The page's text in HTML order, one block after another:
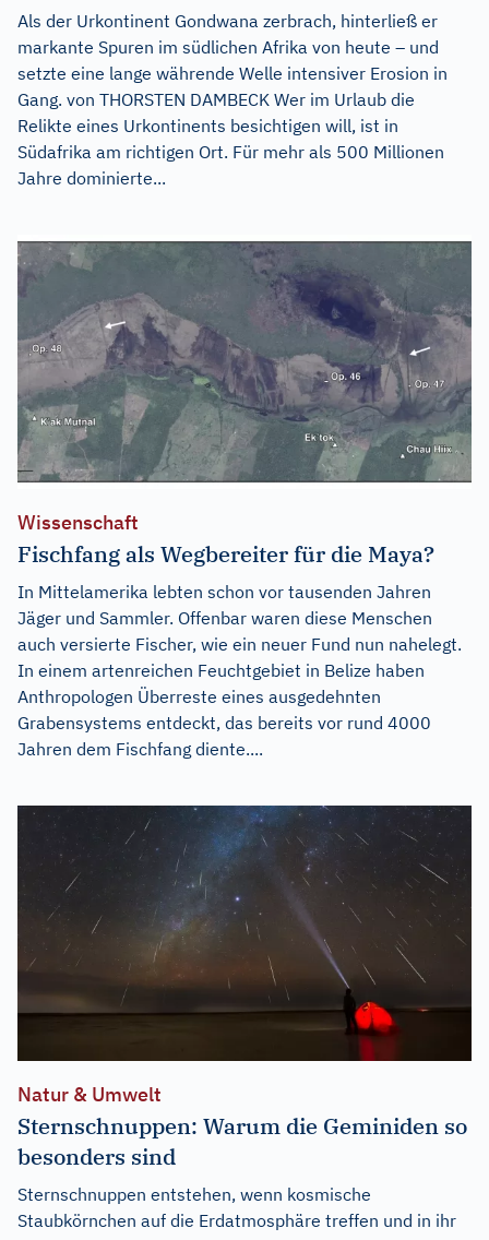
Als der Urkontinent Gondwana zerbrach, hinterließ er
markante Spuren im südlichen Afrika von heute – und
setzte eine lange währende Welle intensiver Erosion in
Gang. von THORSTEN DAMBECK Wer im Urlaub die
Relikte eines Urkontinents besichtigen will, ist in
Südafrika am richtigen Ort. Für mehr als 500 Millionen
Jahre dominierte...
Wissenschaft
Fischfang als Wegbereiter für die Maya?
In Mittelamerika lebten schon vor tausenden Jahren
Jäger und Sammler. Offenbar waren diese Menschen
auch versierte Fischer, wie ein neuer Fund nun nahelegt.
In einem artenreichen Feuchtgebiet in Belize haben
Anthropologen Überreste eines ausgedehnten
Grabensystems entdeckt, das bereits vor rund 4000
Jahren dem Fischfang diente....
Natur & Umwelt
Sternschnuppen: Warum die Geminiden so
besonders sind
Sternschnuppen entstehen, wenn kosmische
Staubkörnchen auf die Erdatmosphäre treffen und in ihr